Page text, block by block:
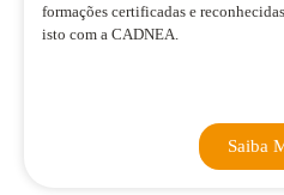
formações certificadas e
isto com a CADNEA.
Saiba